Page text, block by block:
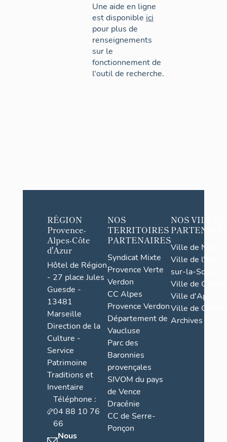
Une aide en ligne
est disponible ici
pour plus de
renseignements
sur le
fonctionnement de
l'outil de recherche.
RÉGION
Provence-
Alpes-Côte
d'Azur
Hôtel de Région
- 27 place Jules
Guesde -
13481
Marseille
Direction de la
Culture -
Service
Patrimoine
Traditions et
Inventaire
Téléphone :
04 88 10 76
66
Nous
NOS
TERRITOIRES
PARTENAIRES
Syndicat Mixte
Provence Verte
Verdon
CC Alpes
Provence Verdon
Département de
Vaucluse
Parc des
Baronnies
provençales
SIVOM du pays
de Vence
Dracénie
CC de Serre-
Ponçon
NOS VILLES
Ville de Nice
Ville de l'Isle-
sur-la-Sorgue
Ville de Grasse
Ville d'Apt
Ville de
Archives